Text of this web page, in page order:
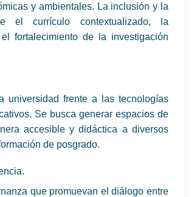
y ambientales. La inclusión y la
el currículo contextualizado, la
fortalecimiento de la investigación
universidad frente a las tecnologías
Se busca generar espacios de
accesible y didáctica a diversos
de posgrado.
que promuevan el diálogo entre